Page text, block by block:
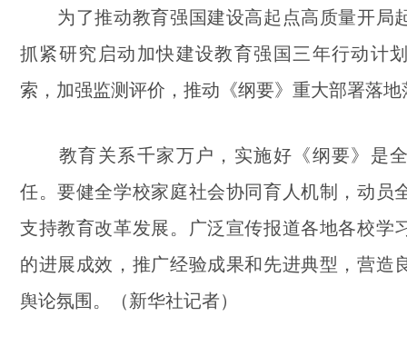
为了推动教育强国建设高起点高质量开局
抓紧研究启动加快建设教育强国三年行动计
索，加强监测评价，推动《纲要》重大部署落地
教育关系千家万户，实施好《纲要》是
任。要健全学校家庭社会协同育人机制，动员
支持教育改革发展。广泛宣传报道各地各校学
的进展成效，推广经验成果和先进典型，营造
舆论氛围。（新华社记者）